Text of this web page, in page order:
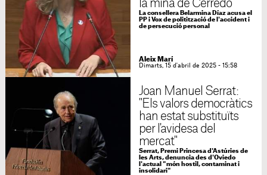
la mina de Cerredo
La consellera Belarmina Díaz acusa el
PP i Vox de politització de l'accident i
de persecució personal
Aleix Marí
Dimarts, 15 d'abril de 2025 - 15:58
Joan Manuel Serrat:
"Els valors democràtics
han estat substituïts
per l'avidesa del
mercat"
Serrat, Premi Princesa d'Astúries de
les Arts, denuncia des d'Oviedo
l'actual "món hostil, contaminat i
insolidari"